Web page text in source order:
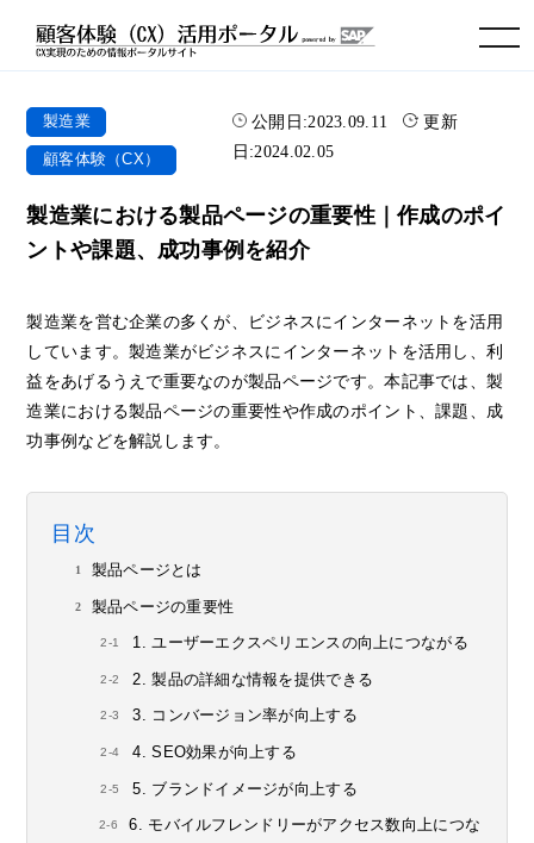
toggle navigation
製造業
顧客体験（CX）
公開日:2023.09.11
更新
日:2024.02.05
製造業における製品ページの重要性｜作成のポイ
ントや課題、成功事例を紹介
製造業を営む企業の多くが、ビジネスにインターネットを活用
しています。製造業がビジネスにインターネットを活用し、利
益をあげるうえで重要なのが製品ページです。本記事では、製
造業における製品ページの重要性や作成のポイント、課題、成
功事例などを解説します。
目次
製品ページとは
製品ページの重要性
1. ユーザーエクスペリエンスの向上につながる
2. 製品の詳細な情報を提供できる
3. コンバージョン率が向上する
4. SEO効果が向上する
5. ブランドイメージが向上する
6. モバイルフレンドリーがアクセス数向上につな